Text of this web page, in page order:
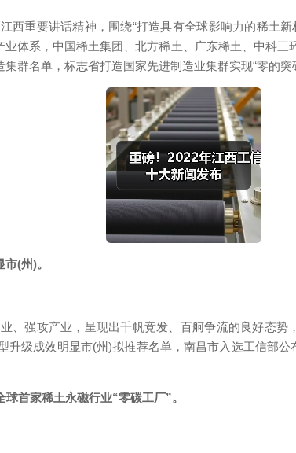
重要讲话精神，围绕“打造具有全球影响力的稀土
体系，中国稀土集团、北方稀土、广东稀土、中科
群名单，标志省打造国家先进制造业集群实现“零的突
(州)。
强攻产业，呈现出千帆竞发、百舸争流的良好态势
级成效明显市(州)拟推荐名单，南昌市入选工信部
首家稀土永磁行业“零碳工厂”。